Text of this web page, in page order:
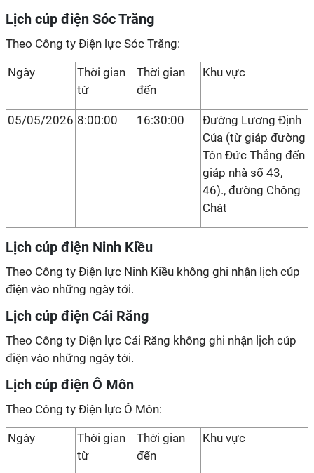
Lịch cúp điện Sóc Trăng
Theo Công ty Điện lực Sóc Trăng:
Ngày
Thời gian
từ
Thời gian
đến
Khu vực
05/05/2026 8:00:00 16:30:00
Đường Lương Định
Của (từ giáp đường
Tôn Đức Thắng đến
giáp nhà số 43,
46)., đường Chông
Chát
Lịch cúp điện Ninh Kiều
Theo Công ty Điện lực Ninh Kiều không ghi nhận lịch cúp
điện vào những ngày tới.
Lịch cúp điện Cái Răng
Theo Công ty Điện lực Cái Răng không ghi nhận lịch cúp
điện vào những ngày tới.
Lịch cúp điện Ô Môn
Theo Công ty Điện lực Ô Môn:
Ngày
Thời gian
từ
Thời gian
đến
Khu vực